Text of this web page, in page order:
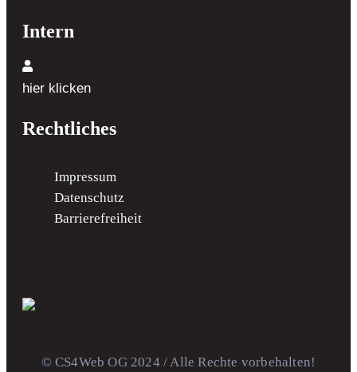
Intern
hier klicken
Rechtliches
Impressum
Datenschutz
Barrierefreiheit
© CS4Web OG 2024 / Alle Rechte vorbehalten!